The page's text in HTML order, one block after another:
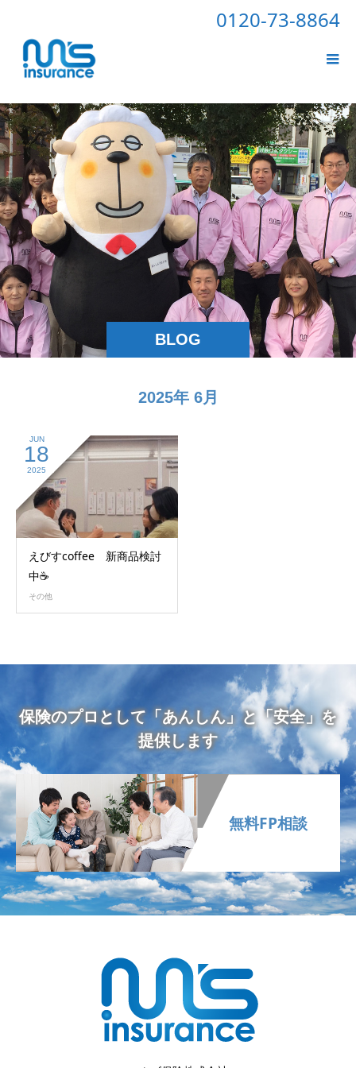
0120-73-8864
BLOG
2025年 6月
JUN
18
2025
えびすcoffee 新商品検討
中☕
その他
保険のプロとして「あんしん」と「安全」を
提供します
無料FP相談